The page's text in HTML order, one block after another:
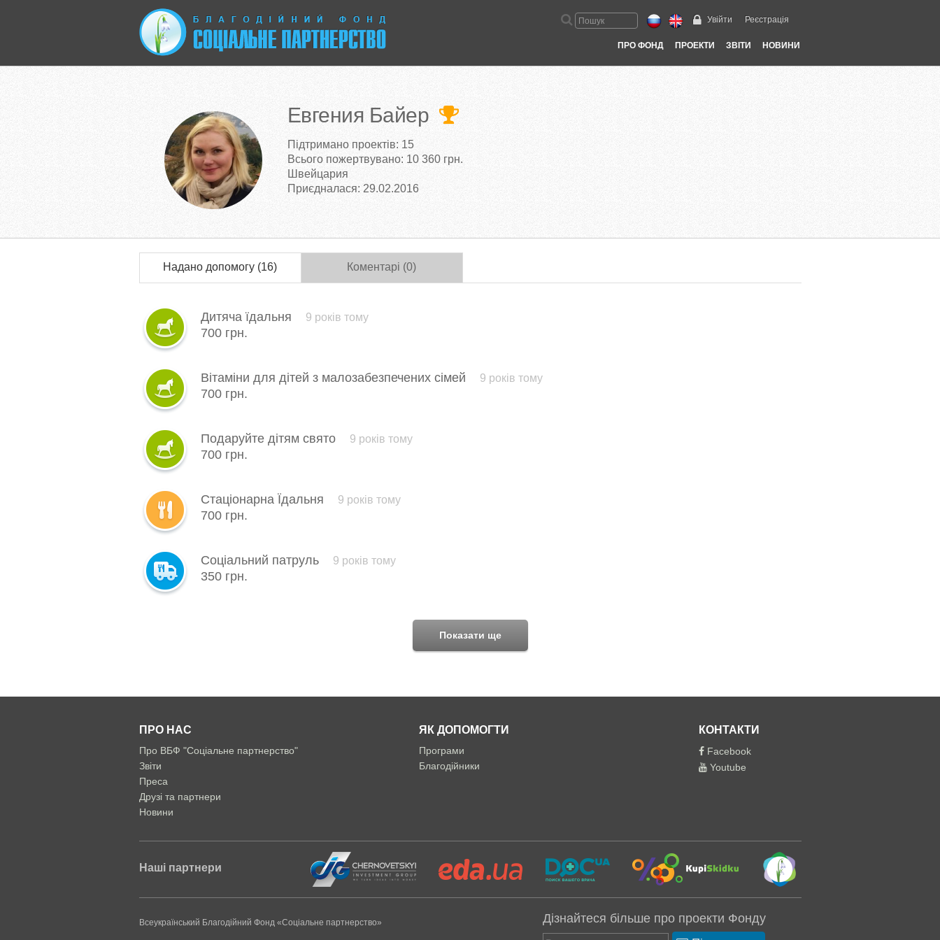
Увійти Реєстрація
ПРО ФОНД ПРОЕКТИ ЗВІТИ НОВИНИ
Евгения Байер
Підтримано проектів: 15
Всього пожертвувано: 10 360 грн.
Швейцария
Приєдналася: 29.02.2016
Надано допомогу (16) Коментарі (0)
Дитяча їдальня 9 років тому
700 грн.
Вітаміни для дітей з малозабезпечених сімей 9 років тому
700 грн.
Подаруйте дітям свято 9 років тому
700 грн.
Стаціонарна Їдальня 9 років тому
700 грн.
Соціальний патруль 9 років тому
350 грн.
Показати ще
ПРО НАС
Про ВБФ "Соціальне партнерство"
Звіти
Преса
Друзі та партнери
Новини
ЯК ДОПОМОГТИ
Програми
Благодійники
КОНТАКТИ
Facebook
Youtube
Наші партнери
Всеукраїнський Благодійний Фонд «Соціальне партнерство» Дізнайтеся більше про проекти Фонду